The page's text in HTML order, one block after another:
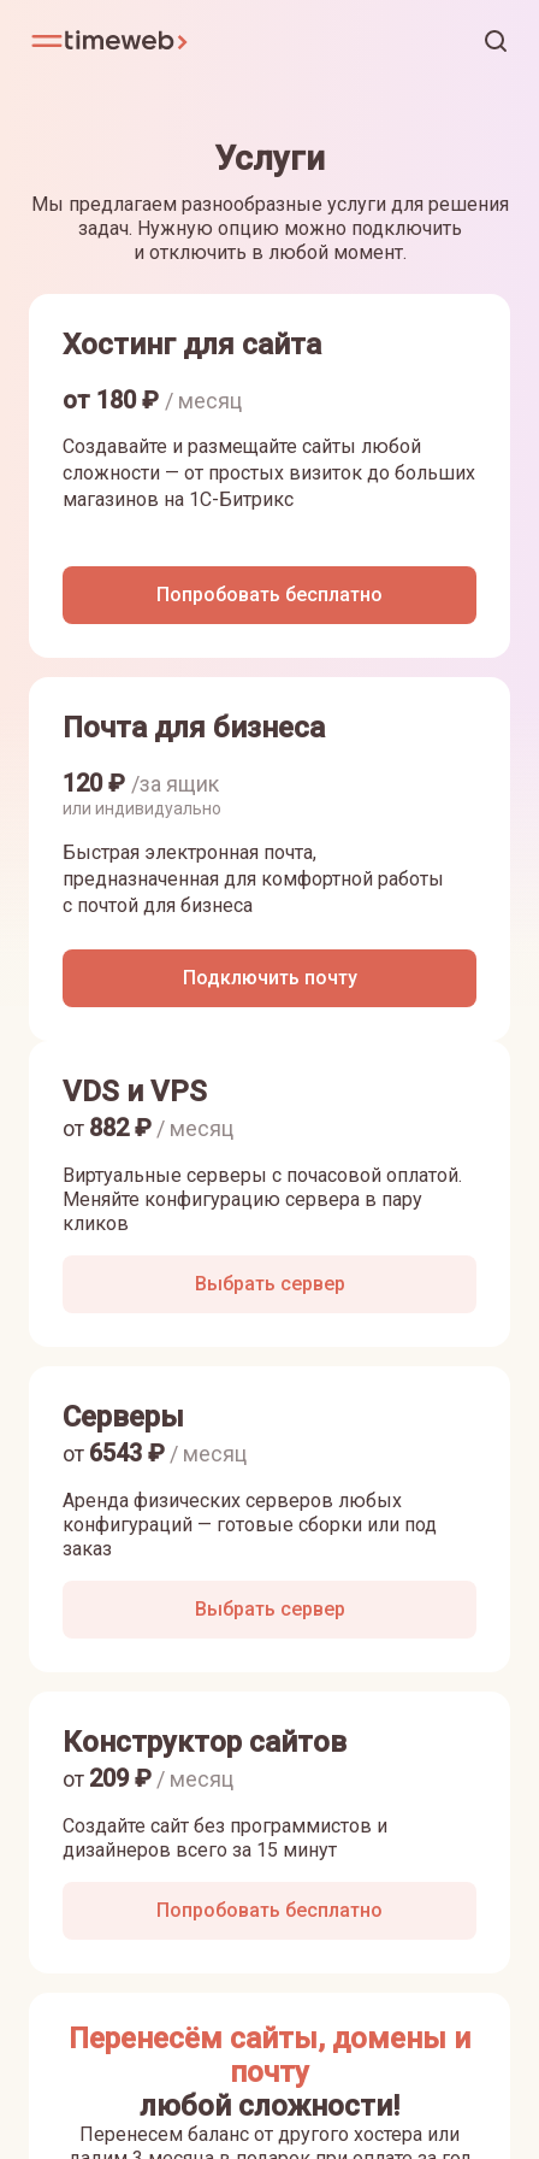
Услуги
Мы предлагаем разнообразные услуги для решения
задач. Нужную опцию можно подключить
и отключить в любой момент.
Хостинг для сайта
от 180₽ / месяц
Создавайте и размещайте сайты любой
сложности — от простых визиток до больших
магазинов на 1С-Битрикс
Попробовать бесплатно
Почта для бизнеса
120₽ /за ящик
или индивидуально
Быстрая электронная почта,
предназначенная для комфортной работы
с почтой для бизнеса
Подключить почту
VDS и VPS
Виртуальные серверы с почасовой оплатой.
Меняйте конфигурацию сервера в пару
кликов
от 882₽ / месяц
Выбрать сервер
Серверы
Аренда физических серверов любых
конфигураций — готовые сборки или под
заказ
от 6543 ₽ / месяц
Выбрать сервер
Конструктор сайтов
Создайте сайт без программистов и
дизайнеров всего за 15 минут
от 209₽ / месяц
Попробовать бесплатно
Перенесём сайты, домены и
почту
любой сложности!
Перенесем баланс от другого хостера или